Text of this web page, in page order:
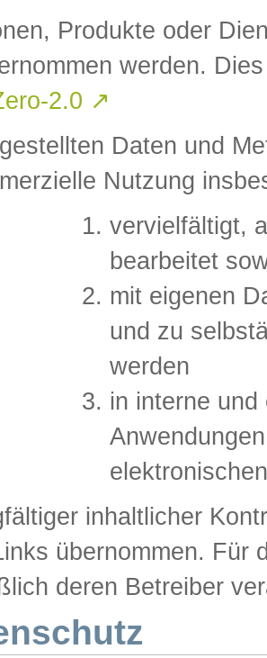
Produkte oder
werden.
2.0 ↗
Daten und
Nutzung
vervielfältigt,
bearbeitet
mit eigenen
und zu
werden
in interne
inhaltlicher
übernommen. Für
deren Betreiber